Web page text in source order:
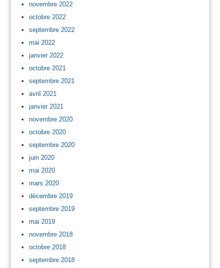
novembre 2022
octobre 2022
septembre 2022
mai 2022
janvier 2022
octobre 2021
septembre 2021
avril 2021
janvier 2021
novembre 2020
octobre 2020
septembre 2020
juin 2020
mai 2020
mars 2020
décembre 2019
septembre 2019
mai 2019
novembre 2018
octobre 2018
septembre 2018